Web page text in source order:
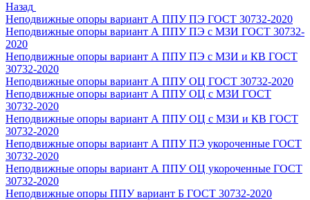
Назад
Неподвижные опоры вариант А ППУ ПЭ ГОСТ 30732-2020
Неподвижные опоры вариант А ППУ ПЭ с МЗИ ГОСТ 30732-
2020
Неподвижные опоры вариант А ППУ ПЭ с МЗИ и КВ ГОСТ
30732-2020
Неподвижные опоры вариант А ППУ ОЦ ГОСТ 30732-2020
Неподвижные опоры вариант А ППУ ОЦ с МЗИ ГОСТ
30732-2020
Неподвижные опоры вариант А ППУ ОЦ с МЗИ и КВ ГОСТ
30732-2020
Неподвижные опоры вариант А ППУ ПЭ укороченные ГОСТ
30732-2020
Неподвижные опоры вариант А ППУ ОЦ укороченные ГОСТ
30732-2020
Неподвижные опоры ППУ вариант Б ГОСТ 30732-2020